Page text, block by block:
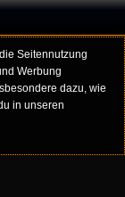
Seitennutzung
Werbung
dazu, wie
in unseren